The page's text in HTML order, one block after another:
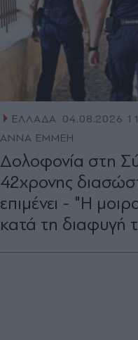
ΕΛΛΑΔΑ 04.08.2026
ΑΝΝΑ ΕΜΜΕΗ
Δολοφονία στη
42χρονης
επιμένει - "Η
κατά τη διαφυγή